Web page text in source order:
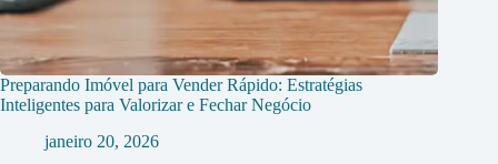
Preparando Imóvel para Vender Rápido: Estratégias
Inteligentes para Valorizar e Fechar Negócio
janeiro 20, 2026